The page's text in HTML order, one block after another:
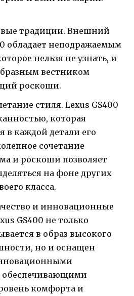
традиции. Внешний
обладает неподражаемым
нельзя не узнать, и
вестником
роскоши.
стиля. Lexus GS400
которая
в каждой детали его
сочетание
и роскоши позволяет
на фоне других
класса.
и инновационные
GS400 не только
в образ высокого
но и оснащен
обеспечивающими
комфорта и